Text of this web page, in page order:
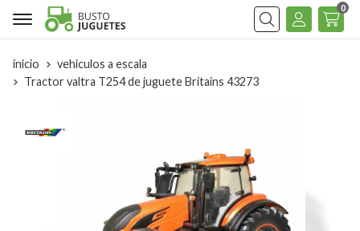
Buscar
0
inicio
vehiculos a escala
Tractor valtra T254 de juguete Britains 43273